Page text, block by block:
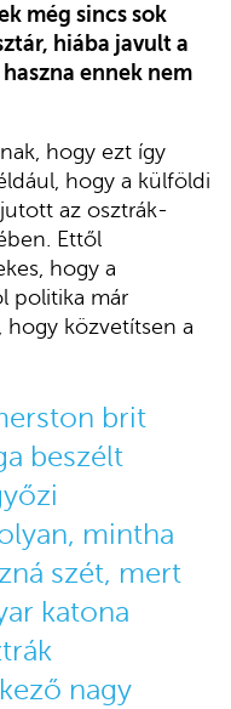
még sincs sok
hiába javult a
ennek nem
hogy ezt így
hogy a külföldi
az osztrák-
Ettől
hogy a
politika már
hogy közvetítsen a
brit
beszélt
mintha
szét, mert
katona
nagy